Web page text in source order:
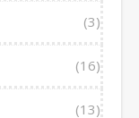
(3)
(16)
(13)